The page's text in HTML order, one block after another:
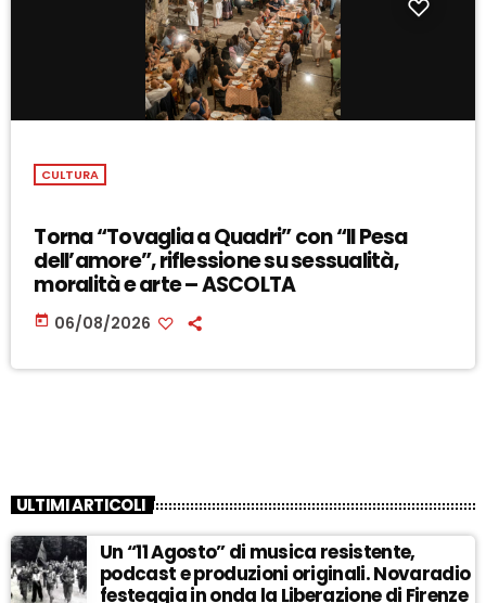
CULTURA
Torna “Tovaglia a Quadri” con “Il Pesa
dell’amore”, riflessione su sessualità,
moralità e arte – ASCOLTA
today 06/08/2026
ULTIMI ARTICOLI
Un “11 Agosto” di musica resistente,
podcast e produzioni originali. Novaradio
festeggia in onda la Liberazione di Firenze